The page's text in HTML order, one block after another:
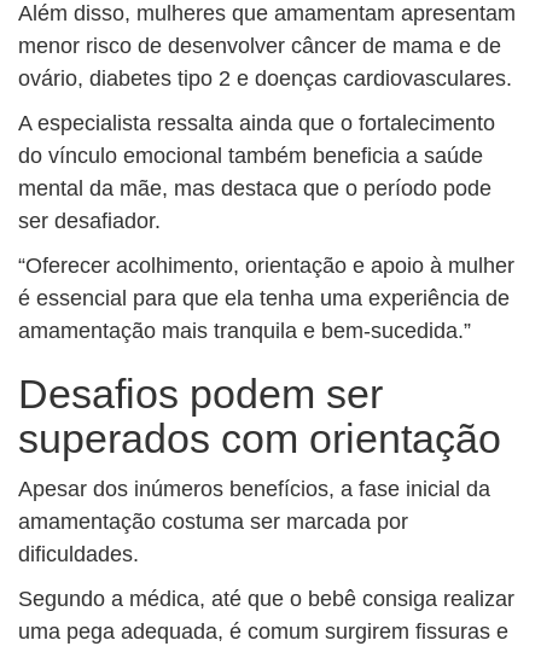
Além disso, mulheres que amamentam apresentam
menor risco de desenvolver câncer de mama e de
ovário, diabetes tipo 2 e doenças cardiovasculares.
A especialista ressalta ainda que o fortalecimento
do vínculo emocional também beneficia a saúde
mental da mãe, mas destaca que o período pode
ser desafiador.
“Oferecer acolhimento, orientação e apoio à mulher
é essencial para que ela tenha uma experiência de
amamentação mais tranquila e bem-sucedida.”
Desafios podem ser
superados com orientação
Apesar dos inúmeros benefícios, a fase inicial da
amamentação costuma ser marcada por
dificuldades.
Segundo a médica, até que o bebê consiga realizar
uma pega adequada, é comum surgirem fissuras e